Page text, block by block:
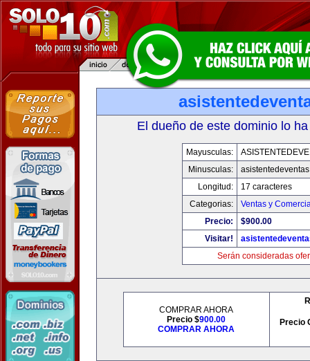
El dueño de este dominio lo
Mayusculas:
Minusculas:
Longitud:
17 caracteres
Categorias:
Ventas y
Precio:
$900.00
Visitar!
Serán consideradas
COMPRAR AHORA
Precio $900.00
COMPRAR AHORA
Precio